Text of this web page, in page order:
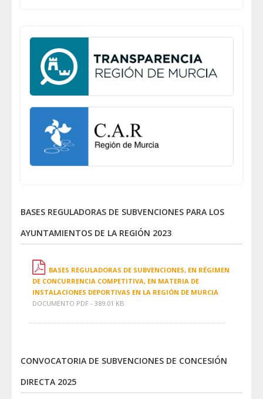
BASES REGULADORAS DE SUBVENCIONES PARA LOS
AYUNTAMIENTOS DE LA REGIÓN 2023
BASES REGULADORAS DE SUBVENCIONES, EN RÉGIMEN
DE CONCURRENCIA COMPETITIVA, EN MATERIA DE
INSTALACIONES DEPORTIVAS EN LA REGIÓN DE MURCIA
DOCUMENTO PDF - 389.01 KB
CONVOCATORIA DE SUBVENCIONES DE CONCESIÓN
DIRECTA 2025